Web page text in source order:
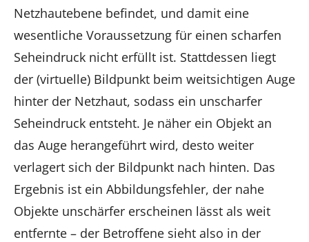
Netzhautebene befindet, und damit eine
wesentliche Voraussetzung für einen scharfen
Seheindruck nicht erfüllt ist. Stattdessen liegt
der (virtuelle) Bildpunkt beim weitsichtigen Auge
hinter der Netzhaut, sodass ein unscharfer
Seheindruck entsteht. Je näher ein Objekt an
das Auge herangeführt wird, desto weiter
verlagert sich der Bildpunkt nach hinten. Das
Ergebnis ist ein Abbildungsfehler, der nahe
Objekte unschärfer erscheinen lässt als weit
entfernte – der Betroffene sieht also in der